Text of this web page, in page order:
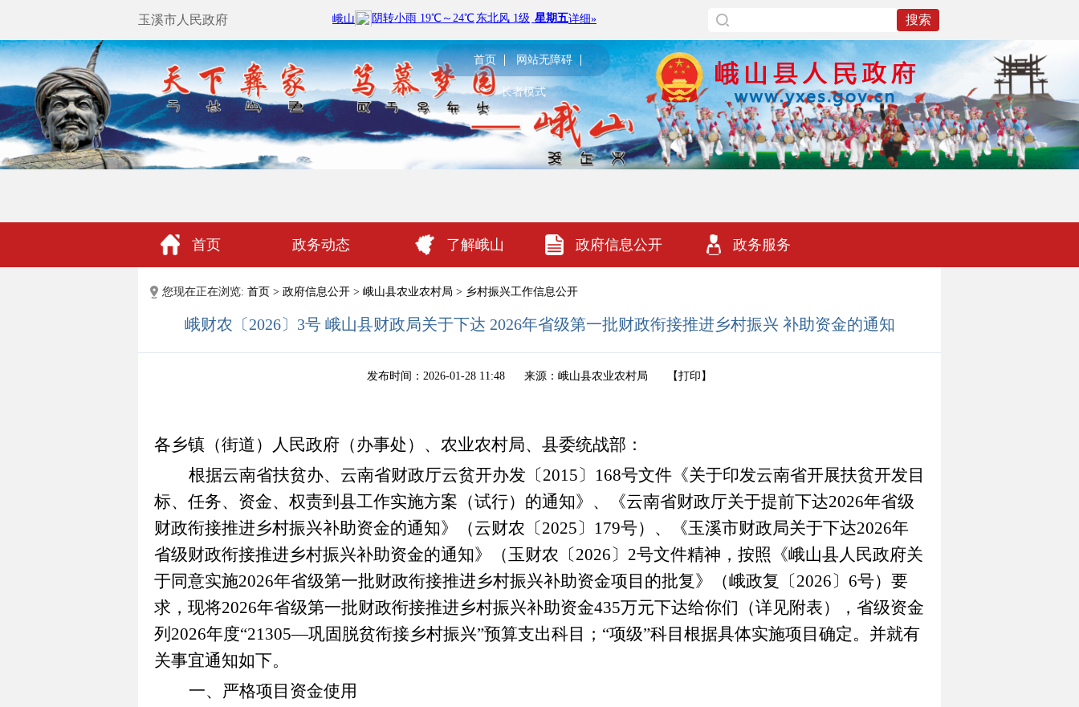
玉溪市人民政府
首页 网站无障碍
长者模式
首页 政务动态 了解峨山 政府信息公开 政务服务
政民互动
您现在正在浏览: 首页 > 政府信息公开 > 峨山县农业农村局 > 乡村振兴工作信息公开
峨财农〔2026〕3号 峨山县财政局关于下达 2026年省级第一批财政衔接推进乡村振兴 补助资金的通知
发布时间：2026-01-28 11:48 来源：峨山县农业农村局 【打印 】
各乡镇（街道）人民政府（办事处）、 农业农村局、县委统战部：
根据云南省扶贫办、云南省财政厅云贫开办发〔2015〕 168号文件《关于印发云南省开展扶贫开发目
标、任务、资金、权责到县工作实施方案（试行）的通知》、《云南省财政厅关于提前下达2026年省级
财政衔接推进乡村振兴补助资金的通知》
（云财农〔2025〕 179号）、《玉溪市财政局关于下达2026年
省级财政衔接推进乡村振兴补助资金的通知》（玉财农〔2026〕 2号文件精神，按照《峨山县人民政府关
于同意实施2026年省级第一批财政衔接推进乡村振兴补助资金项目的批复》（峨政复〔2026〕 6号）要
求，现将2026年省级第一批财政衔接推进乡村振兴补助资金435万元下达给你们（详见附表）， 省级资金
列 2026年度“21305—巩固脱贫衔接乡村振兴”预算支出科目； “项级”科目根据具体实施项目确定。并就有
关事宜通知如下。
一、严格项目资金使用